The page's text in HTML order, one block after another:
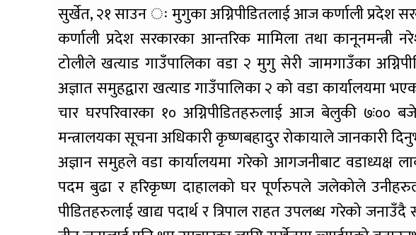
सुर्खेत, २१ साउन ः मुगुका अग्निपीडितलाई आज कर्णाली प्रदेश
कर्णाली प्रदेश सरकारका आन्तरिक मामिला तथा कानूनमन्त्री
टोलीले खत्याड गाउँपालिका वडा २ मुगु सेरी जामगाउँका
अज्ञात समुहद्वारा खत्याड गाउँपालिका २ को वडा कार्यालयमा
चार घरपरिवारका १० अग्निपीडितहरुलाई आज बेलुकी ७ः००
मन्त्रालयका सूचना अधिकारी कृष्णबहादुर रोकायाले जानकारी
अज्ञान समुहले वडा कार्यालयमा गरेको आगजनीबाट वडाध्यक्ष
पदम बुढा र हरिकृष्ण दाहालको घर पूर्णरुपले जलेकोले
पीडितहरुलाई खाद्य पदार्थ र त्रिपाल राहत उपलब्ध गरेको